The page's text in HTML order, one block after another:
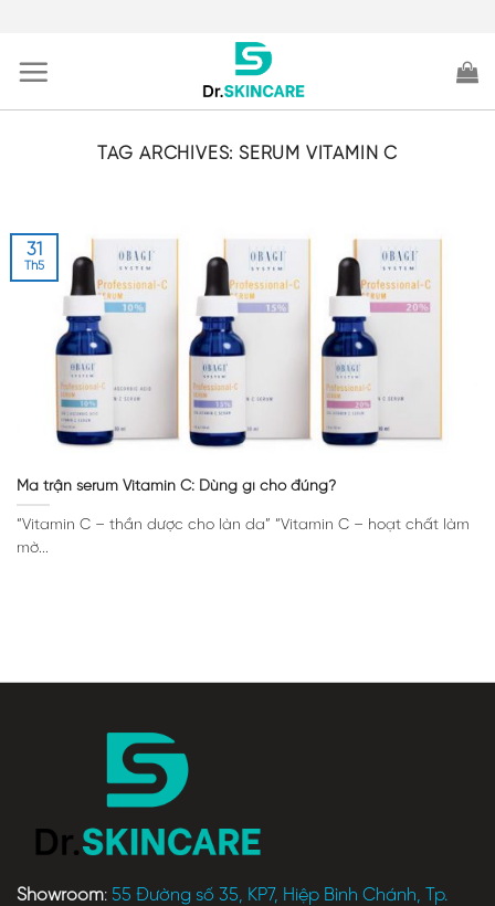
content
TAG ARCHIVES: SERUM VITAMIN C
Ma trận serum Vitamin C: Dùng gì cho đúng?
“Vitamin C – thần dược cho làn da” “Vitamin C – hoạt chất làm
mờ...
31
Th5
Showroom: 55 Đường số 35, KP7, Hiệp Bình Chánh, Tp.